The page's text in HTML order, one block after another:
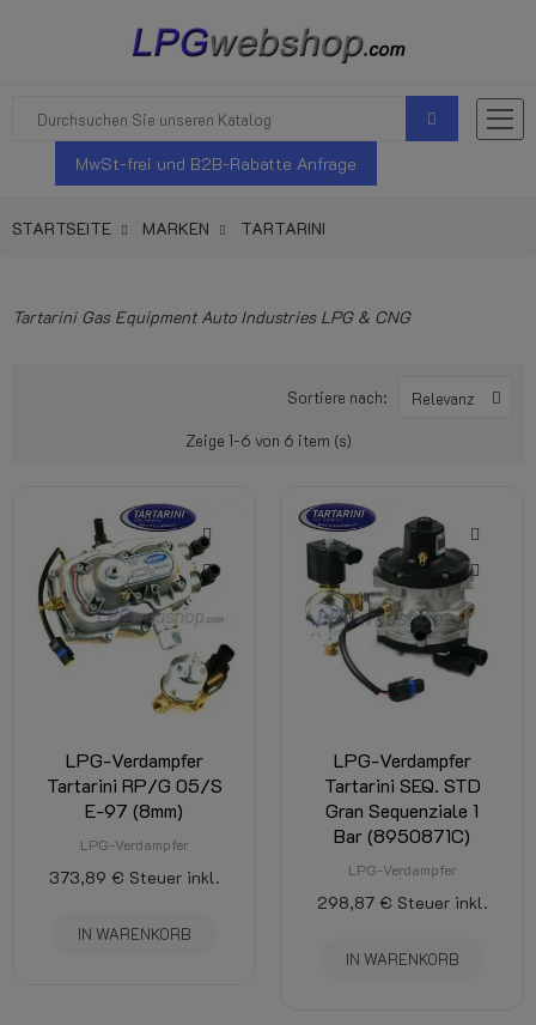
MwSt-frei und B2B-Rabatte Anfrage
STARTSEITE MARKEN TARTARINI
Tartarini Gas Equipment Auto Industries LPG & CNG
Sortiere nach: Relevanz
Zeige 1-6 von 6 item (s)
LPG-Verdampfer
Tartarini RP/G 05/S
E-97 (8mm)
LPG-Verdampfer
373,89 € Steuer inkl.
IN WARENKORB
LPG-Verdampfer
Tartarini SEQ. STD
Gran Sequenziale 1
Bar (8950871C)
LPG-Verdampfer
298,87 € Steuer inkl.
IN WARENKORB